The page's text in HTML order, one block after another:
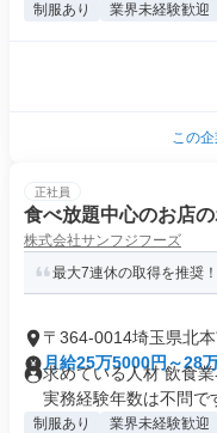
制服あり 業界未経験歓迎
この
正社員
食べ放題中心のお店
株式会社サンフジフーズ
最大7連休の取得を推奨
〒364-0014埼玉県北
月給25万5000円～28
求めている人材 飲食
実務経験年数は不問で
制服あり 業界未経験歓迎